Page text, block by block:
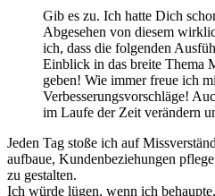
Gib es zu. Ich hatte Dich
Abgesehen von diesem
ich, dass die folgenden
Einblick in das breite Thema
geben! Wie immer freue ich
Verbesserungsvorschläge!
im Laufe der Zeit verändern
Jeden Tag stoße ich auf
aufbaue, Kundenbeziehungen
zu gestalten.
Ich würde lügen, wenn ich